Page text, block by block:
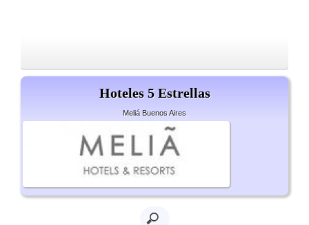
Hoteles 5 Estrellas
Meliá Buenos Aires